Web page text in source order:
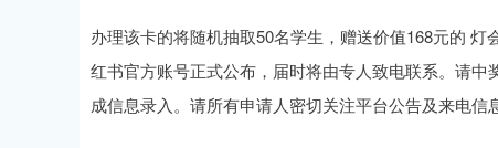
办理该卡的将随机抽取50名学生，赠送价值168元的
红书官方账号正式公布，届时将由专人致电联系。请
成信息录入。请所有申请人密切关注平台公告及来电信